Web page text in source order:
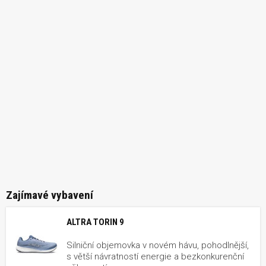
Zajímavé vybavení
ALTRA TORIN 9
Silniční objemovka v novém hávu, pohodlnější,
s větší návratností energie a bezkonkurenční